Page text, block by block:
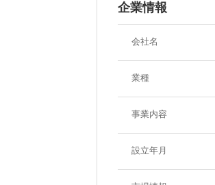
企業情報
会社名
業種
事業内容
設立年月